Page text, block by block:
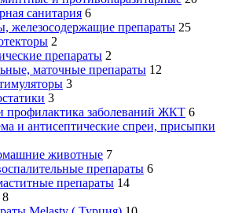
санитария 6
железосодержащие препараты 25
2
препараты 2
маточные препараты 12
3
3
профилактика заболеваний ЖКТ 6
и антисептические спреи, присыпки
животные 7
препараты 6
препараты 14
8